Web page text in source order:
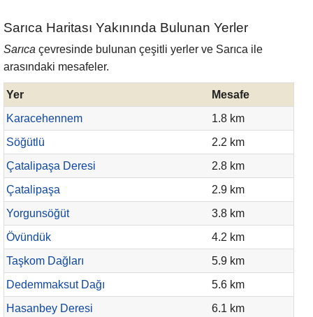
Sarıca Haritası Yakınında Bulunan Yerler
Sarıca çevresinde bulunan çeşitli yerler ve Sarıca ile
arasındaki mesafeler.
Yer
Mesafe
Karacehennem
1.8 km
Söğütlü
2.2 km
Çatalipaşa Deresi
2.8 km
Çatalipaşa
2.9 km
Yorgunsöğüt
3.8 km
Övündük
4.2 km
Taşkom Dağları
5.9 km
Dedemmaksut Dağı
5.6 km
Hasanbey Deresi
6.1 km